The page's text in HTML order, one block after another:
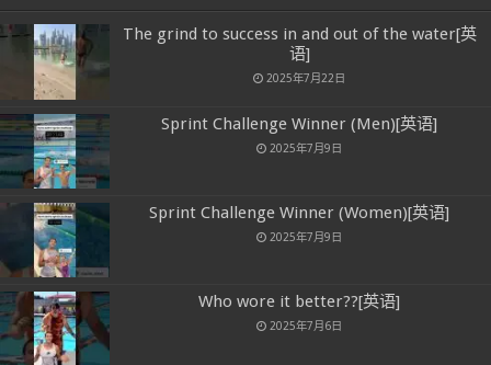
The grind to success in and out of the water[英
语]
2025年7月22日
Sprint Challenge Winner (Men)[英语]
2025年7月9日
Sprint Challenge Winner (Women)[英语]
2025年7月9日
Who wore it better??[英语]
2025年7月6日